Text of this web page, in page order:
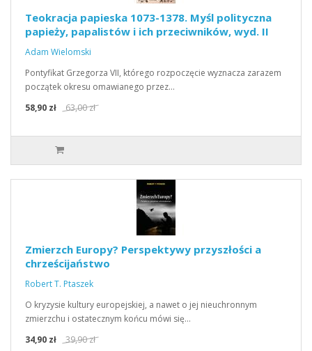
Teokracja papieska 1073-1378. Myśl polityczna
papieży, papalistów i ich przeciwników, wyd. II
Adam Wielomski
Pontyfikat Grzegorza VII, którego rozpoczęcie wyznacza zarazem
początek okresu omawianego przez…
58,90 zł
63,00 zł
Zmierzch Europy? Perspektywy przyszłości a
chrześcijaństwo
Robert T. Ptaszek
O kryzysie kultury europejskiej, a nawet o jej nieuchronnym
zmierzchu i ostatecznym końcu mówi się…
34,90 zł
39,90 zł